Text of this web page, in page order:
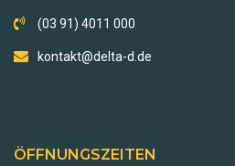
(03 91) 4011 000
kontakt@delta-d.de
ÖFFNUNGSZEITEN